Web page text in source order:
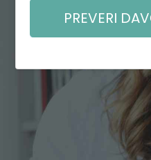
PREVERI